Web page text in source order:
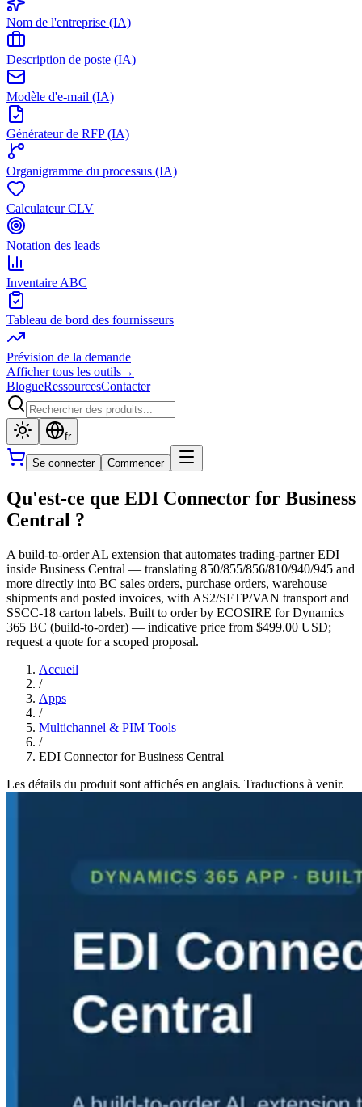
Nom de l'entreprise (IA)
Description de poste (IA)
Modèle d'e-mail (IA)
Générateur de RFP (IA)
Organigramme du processus (IA)
Calculateur CLV
Notation des leads
Inventaire ABC
Tableau de bord des fournisseurs
Prévision de la demande
Afficher tous les outils→
BlogueRessourcesContacter
fr
Se connecter Commencer
Qu'est-ce que EDI Connector for Business
Central ?
A build-to-order AL extension that automates trading-partner EDI
inside Business Central — translating 850/855/856/810/940/945 and
more directly into BC sales orders, purchase orders, warehouse
shipments and posted invoices, with AS2/SFTP/VAN transport and
SSCC-18 carton labels. Built to order by ECOSIRE for Dynamics
365 BC (build-to-order) — indicative price from $499.00 USD;
request a quote for a scoped proposal.
Accueil
/
Apps
/
Multichannel & PIM Tools
/
EDI Connector for Business Central
Les détails du produit sont affichés en anglais. Traductions à venir.